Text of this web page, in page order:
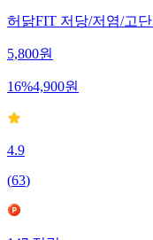
허닭FIT 저당/저염/고
5,800원
16%4,900원
4.9
(63)